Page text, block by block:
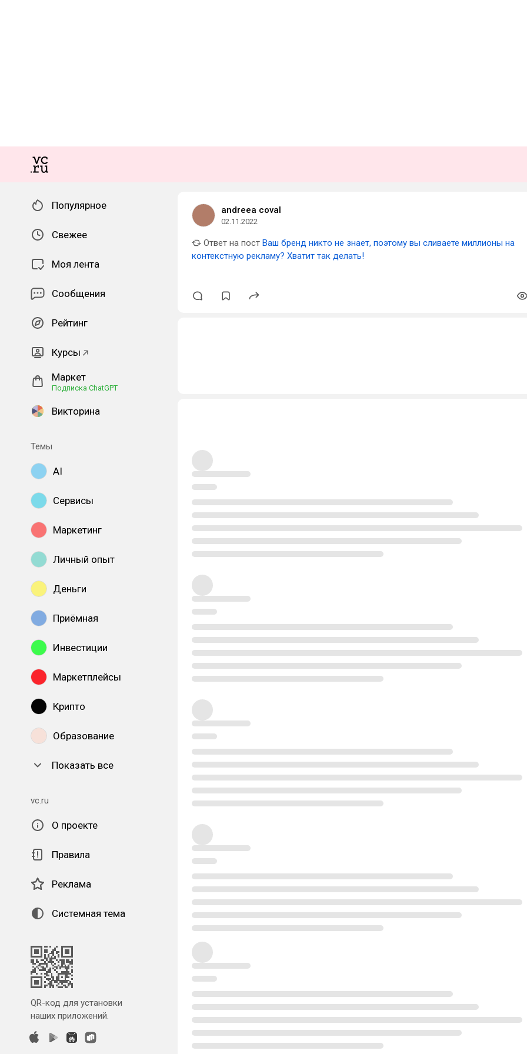
Популярное
Свежее
Моя лента
Сообщения
Рейтинг
Курсы
Маркет
Подписка ChatGPT
Викторина
Темы
AI
Сервисы
Маркетинг
Личный опыт
Деньги
Приёмная
Инвестиции
Маркетплейсы
Крипто
Образование
Показать все
vc.ru
О проекте
Правила
Реклама
Системная тема
QR-код для установки
наших приложений.
andreea coval
02.11.2022
Ответ на пост Ваш бренд никто не знает, поэтому вы сливаете миллионы на
контекстную рекламу? Хватит так делать!